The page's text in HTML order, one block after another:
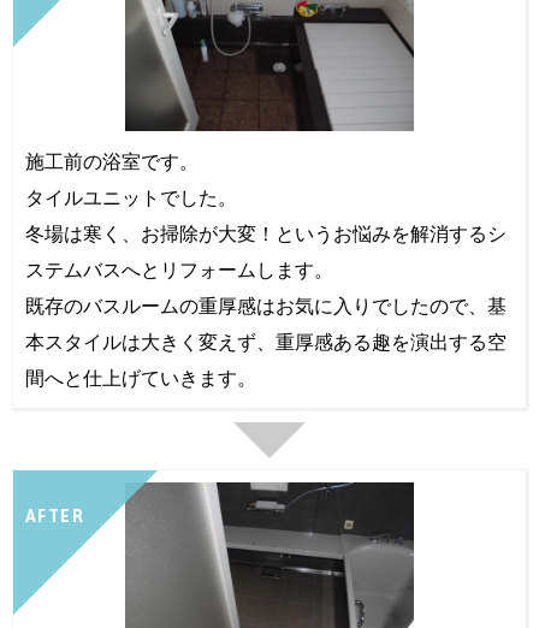
施工前の浴室です。
タイルユニットでした。
冬場は寒く、お掃除が大変！というお悩みを解消するシ
ステムバスへとリフォームします。
既存のバスルームの重厚感はお気に入りでしたので、基
本スタイルは大きく変えず、重厚感ある趣を演出する空
間へと仕上げていきます。
AFTER